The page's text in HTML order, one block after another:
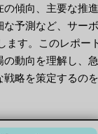
傾向、主要な推
予測など、サー
ます。このレポー
動向を理解し、
略を策定するの